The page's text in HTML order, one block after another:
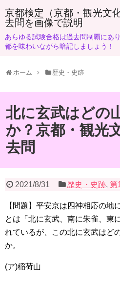
京都検定（京都・観光文
去問を画像で説明
あらゆる試験合格は過去問制覇にあ
都を味わいながら暗記しましょう！
ホーム 歴史・史跡
北に玄武はどの
か？京都・観光
去問
2021/8/31 歴史・史跡,第
【問題】平安京は四神相応の地
とは「北に玄武、南に朱雀、東
れているが、この北に玄武はど
か。
(ア)稲荷山